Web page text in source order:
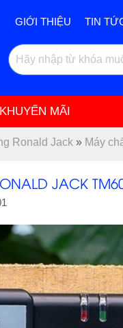
GIỚI THIỆU TIN
MÃI
Ronald Jack » Máy
JACK